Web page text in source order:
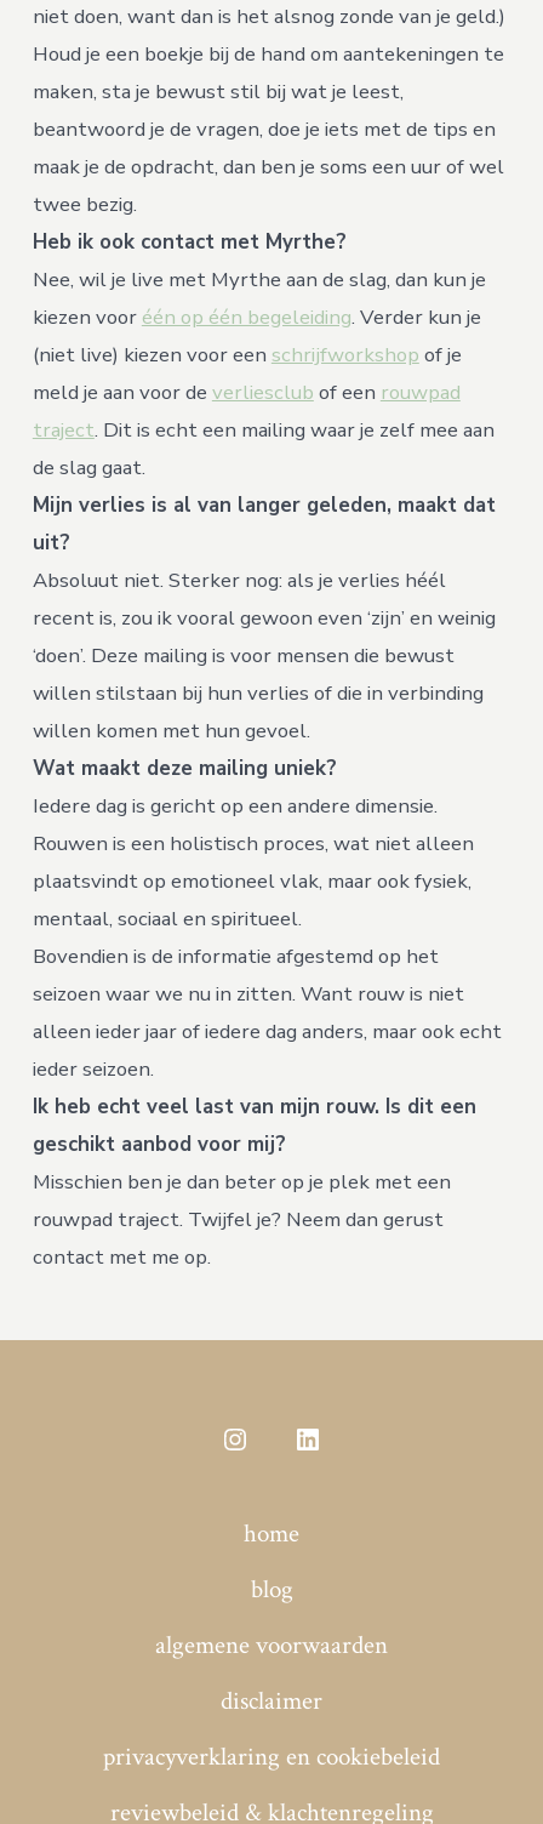
niet doen, want dan is het alsnog zonde van je geld.)
Houd je een boekje bij de hand om aantekeningen te
maken, sta je bewust stil bij wat je leest,
beantwoord je de vragen, doe je iets met de tips en
maak je de opdracht, dan ben je soms een uur of wel
twee bezig.
Heb ik ook contact met Myrthe?
Nee, wil je live met Myrthe aan de slag, dan kun je
kiezen voor één op één begeleiding. Verder kun je
(niet live) kiezen voor een schrijfworkshop of je
meld je aan voor de verliesclub of een rouwpad
traject. Dit is echt een mailing waar je zelf mee aan
de slag gaat.
Mijn verlies is al van langer geleden, maakt dat
uit?
Absoluut niet. Sterker nog: als je verlies héél
recent is, zou ik vooral gewoon even ‘zijn’ en weinig
‘doen’. Deze mailing is voor mensen die bewust
willen stilstaan bij hun verlies of die in verbinding
willen komen met hun gevoel.
Wat maakt deze mailing uniek?
Iedere dag is gericht op een andere dimensie.
Rouwen is een holistisch proces, wat niet alleen
plaatsvindt op emotioneel vlak, maar ook fysiek,
mentaal, sociaal en spiritueel.
Bovendien is de informatie afgestemd op het
seizoen waar we nu in zitten. Want rouw is niet
alleen ieder jaar of iedere dag anders, maar ook echt
ieder seizoen.
Ik heb echt veel last van mijn rouw. Is dit een
geschikt aanbod voor mij?
Misschien ben je dan beter op je plek met een
rouwpad traject. Twijfel je? Neem dan gerust
contact met me op.
Open
in
nieuwe
tab
Open
tab
home
blog
algemene voorwaarden
disclaimer
privacyverklaring en cookiebeleid
reviewbeleid & klachtenregeling